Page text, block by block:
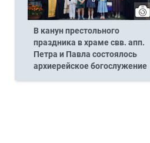
В канун престольного
праздника в храме свв. апп.
Петра и Павла состоялось
архиерейское богослужение